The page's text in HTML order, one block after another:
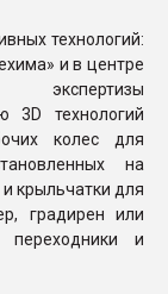
технологий:
и в центре
экспертизы
технологий
колес для
на
крыльчатки для
градирен или
переходники и